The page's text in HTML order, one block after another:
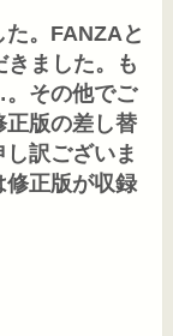
。FANZAと
ました。も
その他でご
正版の差し替
訳ございま
正版が収録